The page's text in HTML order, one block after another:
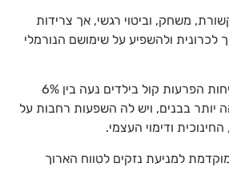
משחק, וביטוי רגשי, אך צרידות
לכרונית ולהשפיע על שימושם הנורמלי
מחקרים קובעים כי שכיחות הפרעות קול בילדים נעה בין 6%
יותר בבנים, ויש לה השפעות רחבות על
ודימוי העצמי.
למניעת נזקים לטווח הארוך